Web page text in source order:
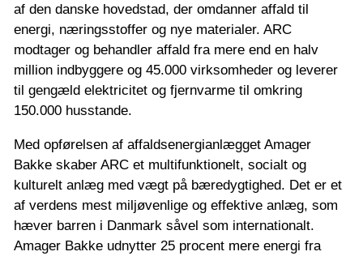
af den danske hovedstad, der omdanner affald til
energi, næringsstoffer og nye materialer. ARC
modtager og behandler affald fra mere end en halv
million indbyggere og 45.000 virksomheder og leverer
til gengæld elektricitet og fjernvarme til omkring
150.000 husstande.
Med opførelsen af affaldsenergianlægget Amager
Bakke skaber ARC et multifunktionelt, socialt og
kulturelt anlæg med vægt på bæredygtighed. Det er et
af verdens mest miljøvenlige og effektive anlæg, som
hæver barren i Danmark såvel som internationalt.
Amager Bakke udnytter 25 procent mere energi fra